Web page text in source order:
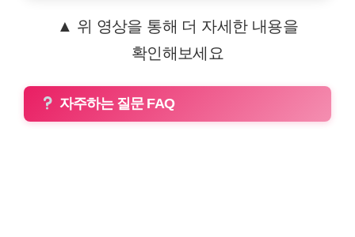
▲ 위 영상을 통해 더 자세한 내용을
확인해보세요
자주하는 질문 FAQ